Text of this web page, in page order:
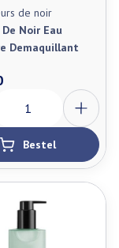
de noir
Noir Eau
Demaquillant
Bestel